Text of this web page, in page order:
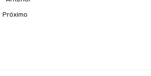
Próximo